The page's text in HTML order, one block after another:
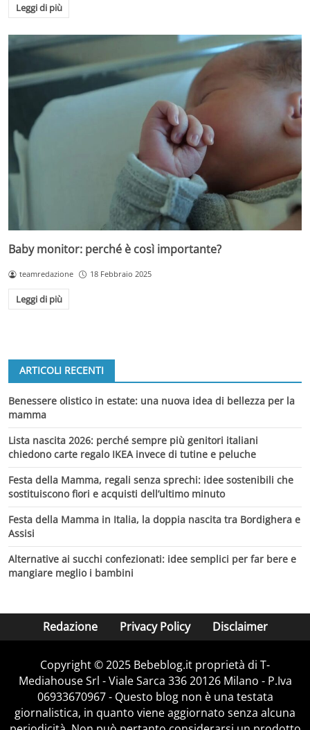
Leggi di più
Baby monitor: perché è così importante?
teamredazione 18 Febbraio 2025
Leggi di più
ARTICOLI RECENTI
Benessere olistico in estate: una nuova idea di bellezza per la
mamma
Lista nascita 2026: perché sempre più genitori italiani
chiedono carte regalo IKEA invece di tutine e peluche
Festa della Mamma, regali senza sprechi: idee sostenibili che
sostituiscono fiori e acquisti dell’ultimo minuto
Festa della Mamma in Italia, la doppia nascita tra Bordighera e
Assisi
Alternative ai succhi confezionati: idee semplici per far bere e
mangiare meglio i bambini
Redazione Privacy Policy Disclaimer
Copyright © 2025 Bebeblog.it proprietà di T-
Mediahouse Srl - Viale Sarca 336 20126 Milano - P.Iva
06933670967 - Questo blog non è una testata
giornalistica, in quanto viene aggiornato senza alcuna